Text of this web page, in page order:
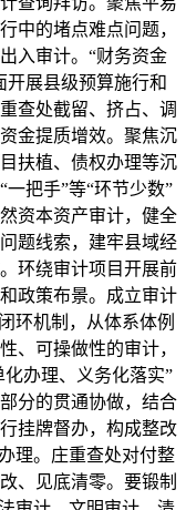
中的堵点难点问题，
入审计。“财务资金
开展县级预算施行和
查处截留、挤占、调
金提质增效。聚焦沉
扶植、债权办理等沉
把手”等“环节少数”
资本资产审计，健全
题线索，建牢县域经
环绕审计项目开展前
政策布景。成立审计
环机制，从体系体例
、可操做性的审计，
办理、义务化落实”
分的贯通协做，结合
挂牌督办，构成整改
理。庄重查处对付整
、见底清零。要锻制